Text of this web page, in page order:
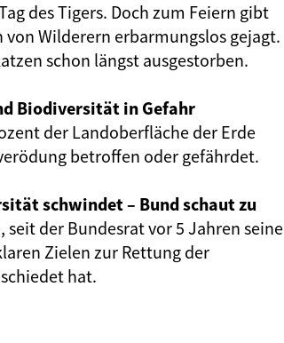
des Tigers. Doch zum Feiern gibt
von Wilderern erbarmungslos gejagt.
schon längst ausgestorben.
Biodiversität in Gefahr
der Landoberfläche der Erde
betroffen oder gefährdet.
schwindet – Bund schaut zu
seit der Bundesrat vor 5 Jahren seine
Zielen zur Rettung der
hat.